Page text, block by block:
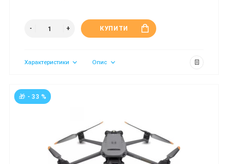
КУПИТИ
Характеристики Опис
🎁 - 33 %